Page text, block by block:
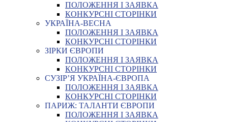
ПОЛОЖЕННЯ І ЗАЯВКА
КОНКУРСНІ СТОРІНКИ
УКРАЇНА-ВЕСНА
ПОЛОЖЕННЯ І ЗАЯВКА
КОНКУРСНІ СТОРІНКИ
ЗІРКИ ЄВРОПИ
ПОЛОЖЕННЯ І ЗАЯВКА
КОНКУРСНІ СТОРІНКИ
СУЗІР’Я УКРАЇНА-ЄВРОПА
ПОЛОЖЕННЯ І ЗАЯВКА
КОНКУРСНІ СТОРІНКИ
ПАРИЖ: ТАЛАНТИ ЄВРОПИ
ПОЛОЖЕННЯ І ЗАЯВКА